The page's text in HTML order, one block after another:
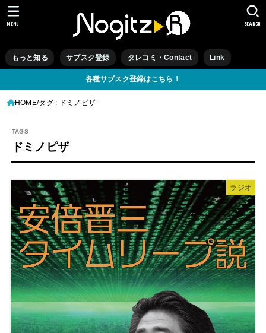
もっと知る サブスク登録 タレコミ・Contact Link
SEARCH
MENU
各種サブスク登録はこちら！
HOME タグ : ドミノピザ
ドミノピザ
ラジオ